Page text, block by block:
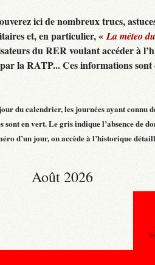
ici de nombreux trucs,
et, en particulier, «La méteo
du RER voulant accéder à
la RATP... Ces informations sont
du calendrier, les journées ayant connu
sont en vert. Le gris indique l’absence de
d’un jour, on accède à l’historique
Août 2026